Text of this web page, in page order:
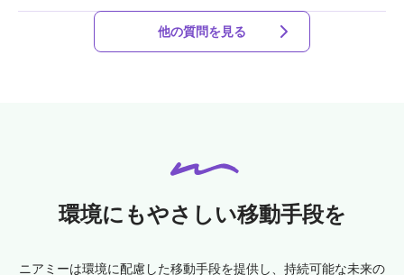
ち込むことができませんのでご注意ください。（1人1個ま
で無料、2個目以降は追加料金）詳しくはこちら
他のお客様も乗車されるため、お待ちすることはできませ
ん。なお、フライト自体のキャンセルまたは遅延の場合、
他の質問を見る
環境にもやさしい移動手段を
ニアミーは環境に配慮した移動手段を提供し、持続可能な未来の